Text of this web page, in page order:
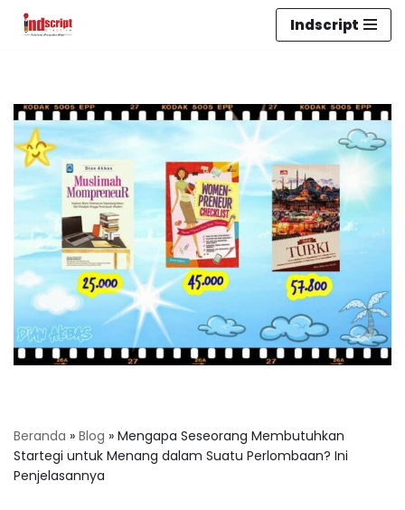
Indscript
Beranda » Blog » Mengapa Seseorang Membutuhkan
Startegi untuk Menang dalam Suatu Perlombaan? Ini
Penjelasannya